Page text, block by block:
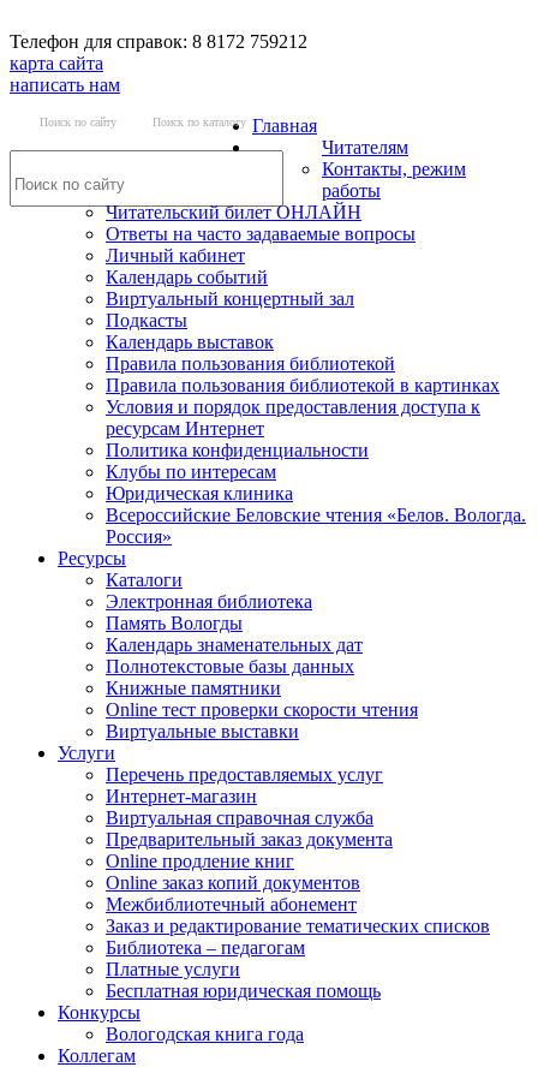
Телефон для справок: 8 8172 759212
карта сайта
написать нам
Поиск по сайту Поиск по каталогу Главная
Читателям
Контакты, режим
работы
Читательский билет ОНЛАЙН
Ответы на часто задаваемые вопросы
Личный кабинет
Календарь событий
Виртуальный концертный зал
Подкасты
Календарь выставок
Правила пользования библиотекой
Правила пользования библиотекой в картинках
Условия и порядок предоставления доступа к
ресурсам Интернет
Политика конфиденциальности
Клубы по интересам
Юридическая клиника
Всероссийские Беловские чтения «Белов. Вологда.
Россия»
Ресурсы
Каталоги
Электронная библиотека
Память Вологды
Календарь знаменательных дат
Полнотекстовые базы данных
Книжные памятники
Online тест проверки скорости чтения
Виртуальные выставки
Услуги
Перечень предоставляемых услуг
Интернет-магазин
Виртуальная справочная служба
Предварительный заказ документа
Online продление книг
Online заказ копий документов
Межбиблиотечный абонемент
Заказ и редактирование тематических списков
Библиотека – педагогам
Платные услуги
Бесплатная юридическая помощь
Конкурсы
Вологодская книга года
Коллегам